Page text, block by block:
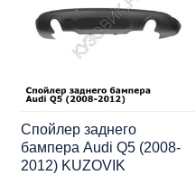
Спойлер заднего
бампера Audi Q5 (2008-
2012) KUZOVIK